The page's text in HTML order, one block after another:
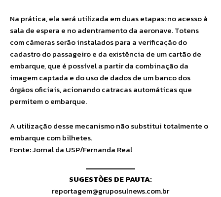
Na prática, ela será utilizada em duas etapas: no acesso à
sala de espera e no adentramento da aeronave. Totens
com câmeras serão instalados para a verificação do
cadastro do passageiro e da existência de um cartão de
embarque, que é possível a partir da combinação da
imagem captada e do uso de dados de um banco dos
órgãos oficiais, acionando catracas automáticas que
permitem o embarque.
A utilização desse mecanismo não substitui totalmente o
embarque com bilhetes.
Fonte: Jornal da USP/Fernanda Real
SUGESTÕES DE PAUTA:
reportagem@gruposulnews.com.br